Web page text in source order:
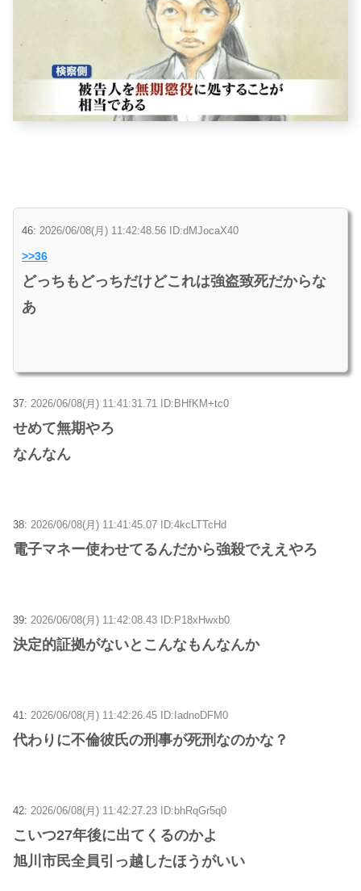
46: 2026/06/08(月) 11:42:48.56 ID:dMJocaX40
>>36
どっちもどっちだけどこれは強盗致死だからな
あ
37: 2026/06/08(月) 11:41:31.71 ID:BHfKM+tc0
せめて無期やろ
なんなん
38: 2026/06/08(月) 11:41:45.07 ID:4kcLTTcHd
電子マネー使わせてるんだから強殺でええやろ
39: 2026/06/08(月) 11:42:08.43 ID:P18xHwxb0
決定的証拠がないとこんなもんなんか
41: 2026/06/08(月) 11:42:26.45 ID:IadnoDFM0
代わりに不倫彼氏の刑事が死刑なのかな？
42: 2026/06/08(月) 11:42:27.23 ID:bhRqGr5q0
こいつ27年後に出てくるのかよ
旭川市民全員引っ越したほうがいい